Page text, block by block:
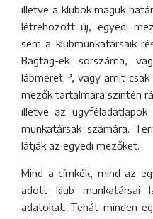
illetve a klubok maguk
létrehozott új, egyedi
sem a klubmunkatársaik
Bagtag-ek sorszáma,
lábméret ?, vagy amit csak
mezők tartalmára szintén
illetve az ügyféladatlapok
munkatársak számára.
látják az egyedi mezőket.
Mind a címkék, mind az
adott klub munkatársai
adatokat. Tehát minden